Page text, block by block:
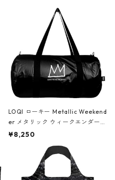
LOQI ローキー Metallic Weekend
er メタリック ウィークエンダー
ボストンバッグ ショルダーバッグ
Black ジャン=ミッシェル・バスキ
ア/クラウン ブラック
¥8,250